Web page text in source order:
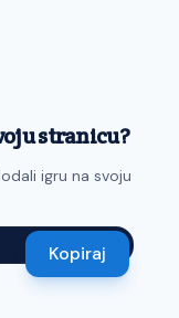
stranicu?
igru na svoju
Kopiraj